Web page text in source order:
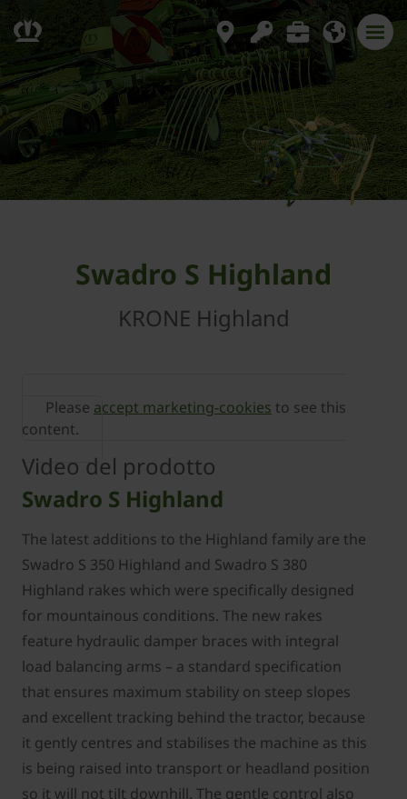
Swadro S Highland
KRONE Highland
Please accept marketing-cookies to see this
content.
Video del prodotto
Swadro S Highland
The latest additions to the Highland family are the
Swadro S 350 Highland and Swadro S 380
Highland rakes which were specifically designed
for mountainous conditions. The new rakes
feature hydraulic damper braces with integral
load balancing arms – a standard specification
that ensures maximum stability on steep slopes
and excellent tracking behind the tractor, because
it gently centres and stabilises the machine as this
is being raised into transport or headland position
so it will not tilt downhill. The gentle control also